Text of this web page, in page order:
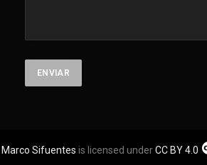
Marco Sifuentes is licensed underCC BY 4.0